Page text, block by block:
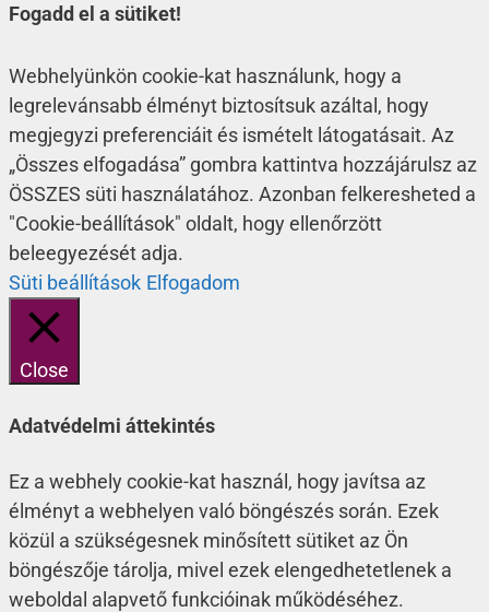
Fogadd el a sütiket!
Webhelyünkön cookie-kat használunk, hogy a
legrelevánsabb élményt biztosítsuk azáltal, hogy
megjegyzi preferenciáit és ismételt látogatásait. Az
„Összes elfogadása” gombra kattintva hozzájárulsz az
ÖSSZES süti használatához. Azonban felkeresheted a
"Cookie-beállítások" oldalt, hogy ellenőrzött
beleegyezését adja.
Süti beállítások Elfogadom
Close
Adatvédelmi áttekintés
Ez a webhely cookie-kat használ, hogy javítsa az
élményt a webhelyen való böngészés során. Ezek
közül a szükségesnek minősített sütiket az Ön
böngészője tárolja, mivel ezek elengedhetetlenek a
weboldal alapvető funkcióinak működéséhez.